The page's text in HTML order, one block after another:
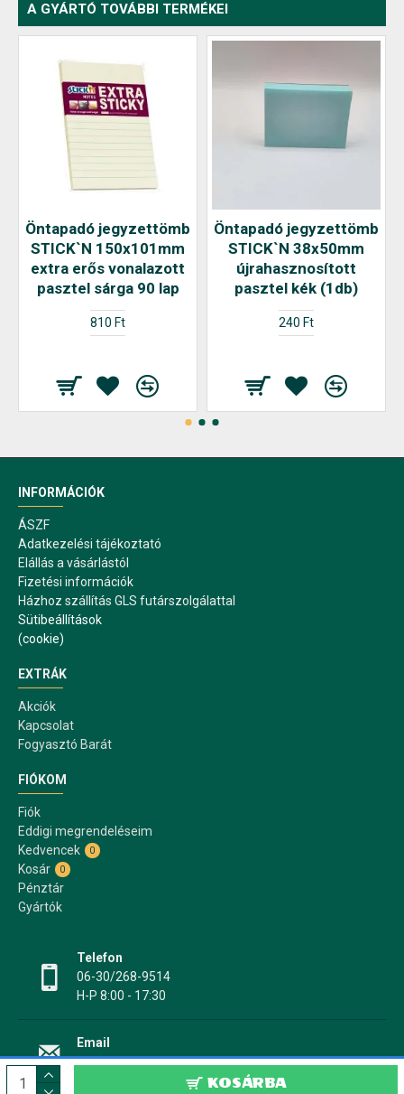
KOSÁRBA
A GYÁRTÓ TOVÁBBI TERMÉKEI
Öntapadó jegyzettömb
STICK`N 150x101mm
extra erős vonalazott
pasztel sárga 90 lap
810 Ft
Öntapadó jegyzettömb
STICK`N 38x50mm
újrahasznosított
pasztel kék (1db)
240 Ft
INFORMÁCIÓK
ÁSZF
Adatkezelési tájékoztató
Elállás a vásárlástól
Fizetési információk
Házhoz szállítás GLS futárszolgálattal
Sütibeállítások
(cookie)
EXTRÁK
Akciók
Kapcsolat
Fogyasztó Barát
FIÓKOM
Fiók
Eddigi megrendeléseim
Kedvencek
0
Kosár 0
Pénztár
Gyártók
Telefon
06-30/268-9514
H-P 8:00 - 17:30
Email
info@papir17.hu